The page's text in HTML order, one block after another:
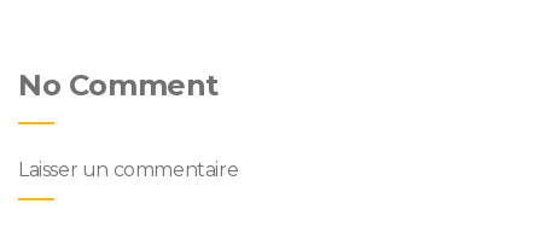
No Comment
Laisser un commentaire